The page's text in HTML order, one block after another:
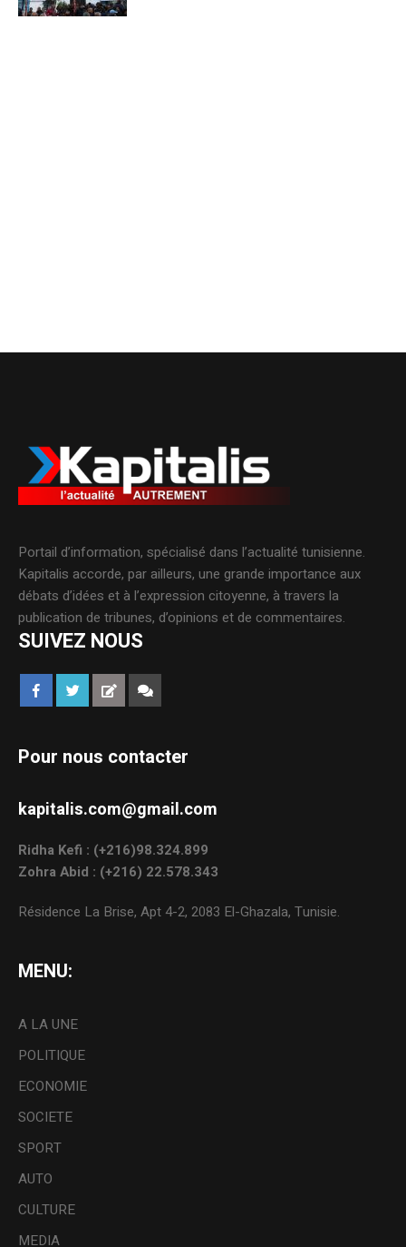
Portail d’information, spécialisé dans l’actualité tunisienne.
Kapitalis accorde, par ailleurs, une grande importance aux
débats d’idées et à l’expression citoyenne, à travers la
publication de tribunes, d’opinions et de commentaires.
SUIVEZ NOUS
Pour nous contacter
kapitalis.com@gmail.com
Ridha Kefi : (+216)98.324.899
Zohra Abid : (+216) 22.578.343
Résidence La Brise, Apt 4-2, 2083 El-Ghazala, Tunisie.
MENU:
A LA UNE
POLITIQUE
ECONOMIE
SOCIETE
SPORT
AUTO
CULTURE
MEDIA